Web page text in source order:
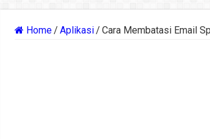
Home/ Aplikasi/ Cara Membatasi Email